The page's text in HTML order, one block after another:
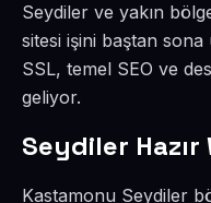
Seydiler ve yakın
sitesi işini baştan
SSL, temel SEO ve
geliyor.
Seydiler
Kastamonu Seydiler